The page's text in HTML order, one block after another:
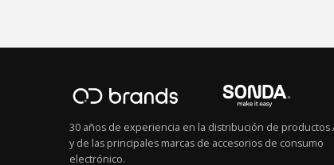
30 años de experiencia en la distribución de productos
y de las principales marcas de accesorios de consumo
electrónico.